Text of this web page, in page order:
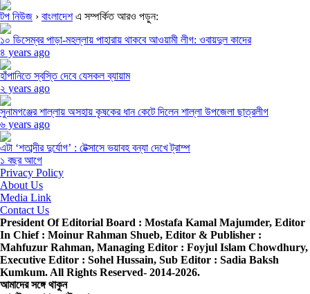
টপ নিউজ › বাংলাদেশএ সম্পর্কিত আরও পড়ুন:
১০ ডিসেম্বর পাড়া-মহল্লায় পাহারায় থাকবে আওয়ামী লীগ: ওবায়দুল কাদের
৪ years ago
হাঁপানিতে স্বস্তি দেবে যেসকল ব্যায়াম
২ years ago
সুনামগঞ্জের শাল্লায় অসহায় কৃষকের ধান কেটে দিলেন শাল্লা উপজেলা ছাত্রলীগ
৬ years ago
এটা ‘শতাব্দীর দুর্যোগ’ : টেক্সাসে ভয়াবহ বন্যা দেখে ট্রাম্প
১ বছর আগে
Privacy Policy
About Us
Media Link
Contact Us
President Of Editorial Board : Mostafa Kamal Majumder, Editor
In Chief : Moinur Rahman Shueb, Editor & Publisher :
Mahfuzur Rahman, Managing Editor : Foyjul Islam Chowdhury,
Executive Editor : Sohel Hussain, Sub Editor : Sadia Baksh
Kumkum. All Rights Reserved- 2014-2026.
আমাদের সঙ্গে থাকুন